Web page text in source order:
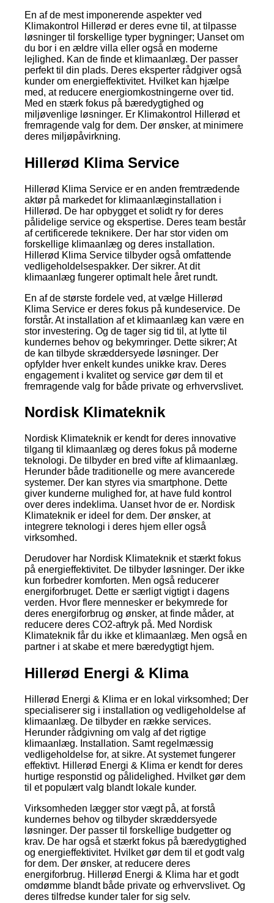
En af de mest imponerende aspekter ved
Klimakontrol Hillerød er deres evne til, at tilpasse
løsninger til forskellige typer bygninger; Uanset om
du bor i en ældre villa eller også en moderne
lejlighed. Kan de finde et klimaanlæg. Der passer
perfekt til din plads. Deres eksperter rådgiver også
kunder om energieffektivitet. Hvilket kan hjælpe
med, at reducere energiomkostningerne over tid.
Med en stærk fokus på bæredygtighed og
miljøvenlige løsninger. Er Klimakontrol Hillerød et
fremragende valg for dem. Der ønsker, at minimere
deres miljøpåvirkning.
Hillerød Klima Service
Hillerød Klima Service er en anden fremtrædende
aktør på markedet for klimaanlæginstallation i
Hillerød. De har opbygget et solidt ry for deres
pålidelige service og ekspertise. Deres team består
af certificerede teknikere. Der har stor viden om
forskellige klimaanlæg og deres installation.
Hillerød Klima Service tilbyder også omfattende
vedligeholdelsespakker. Der sikrer. At dit
klimaanlæg fungerer optimalt hele året rundt.
En af de største fordele ved, at vælge Hillerød
Klima Service er deres fokus på kundeservice. De
forstår. At installation af et klimaanlæg kan være en
stor investering. Og de tager sig tid til, at lytte til
kundernes behov og bekymringer. Dette sikrer; At
de kan tilbyde skræddersyede løsninger. Der
opfylder hver enkelt kundes unikke krav. Deres
engagement i kvalitet og service gør dem til et
fremragende valg for både private og erhvervslivet.
Nordisk Klimateknik
Nordisk Klimateknik er kendt for deres innovative
tilgang til klimaanlæg og deres fokus på moderne
teknologi. De tilbyder en bred vifte af klimaanlæg.
Herunder både traditionelle og mere avancerede
systemer. Der kan styres via smartphone. Dette
giver kunderne mulighed for, at have fuld kontrol
over deres indeklima. Uanset hvor de er. Nordisk
Klimateknik er ideel for dem. Der ønsker, at
integrere teknologi i deres hjem eller også
virksomhed.
Derudover har Nordisk Klimateknik et stærkt fokus
på energieffektivitet. De tilbyder løsninger. Der ikke
kun forbedrer komforten. Men også reducerer
energiforbruget. Dette er særligt vigtigt i dagens
verden. Hvor flere mennesker er bekymrede for
deres energiforbrug og ønsker, at finde måder, at
reducere deres CO2-aftryk på. Med Nordisk
Klimateknik får du ikke et klimaanlæg. Men også en
partner i at skabe et mere bæredygtigt hjem.
Hillerød Energi & Klima
Hillerød Energi & Klima er en lokal virksomhed; Der
specialiserer sig i installation og vedligeholdelse af
klimaanlæg. De tilbyder en række services.
Herunder rådgivning om valg af det rigtige
klimaanlæg. Installation. Samt regelmæssig
vedligeholdelse for, at sikre. At systemet fungerer
effektivt. Hillerød Energi & Klima er kendt for deres
hurtige responstid og pålidelighed. Hvilket gør dem
til et populært valg blandt lokale kunder.
Virksomheden lægger stor vægt på, at forstå
kundernes behov og tilbyder skræddersyede
løsninger. Der passer til forskellige budgetter og
krav. De har også et stærkt fokus på bæredygtighed
og energieffektivitet. Hvilket gør dem til et godt valg
for dem. Der ønsker, at reducere deres
energiforbrug. Hillerød Energi & Klima har et godt
omdømme blandt både private og erhvervslivet. Og
deres tilfredse kunder taler for sig selv.